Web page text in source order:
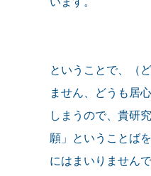
ということで、（
ません、どうも居
しまうので、貴研
願」ということば
にはまいりません